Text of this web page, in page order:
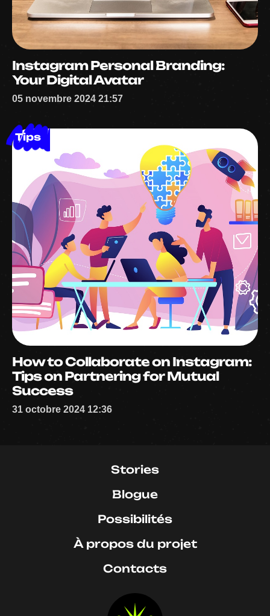
Instagram Personal Branding:
Your Digital Avatar
05 novembre 2024 21:57
Tips
How to Collaborate on Instagram:
Tips on Partnering for Mutual
Success
31 octobre 2024 12:36
Stories
Blogue
Possibilités
À propos du projet
Contacts